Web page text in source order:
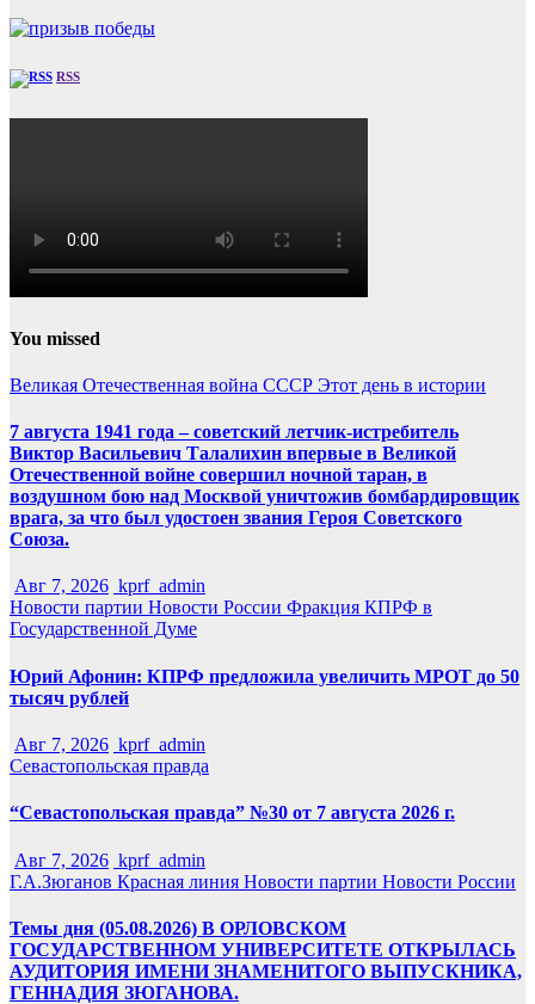
RSS
You missed
Великая Отечественная война СССР Этот день в истории
7 августа 1941 года – советский летчик-истребитель
Виктор Васильевич Талалихин впервые в Великой
Отечественной войне совершил ночной таран, в
воздушном бою над Москвой уничтожив бомбардировщик
врага, за что был удостоен звания Героя Советского
Союза.
Авг 7, 2026 kprf_admin
Новости партии Новости России Фракция КПРФ в
Государственной Думе
Юрий Афонин: КПРФ предложила увеличить МРОТ до 50
тысяч рублей
Авг 7, 2026 kprf_admin
Севастопольская правда
“Севастопольская правда” №30 от 7 августа 2026 г.
Авг 7, 2026 kprf_admin
Г.А.Зюганов Красная линия Новости партии Новости России
Темы дня (05.08.2026) В ОРЛОВСКОМ
ГОСУДАРСТВЕННОМ УНИВЕРСИТЕТЕ ОТКРЫЛАСЬ
АУДИТОРИЯ ИМЕНИ ЗНАМЕНИТОГО ВЫПУСКНИКА,
ГЕННАДИЯ ЗЮГАНОВА.